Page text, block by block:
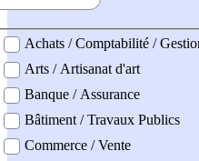
professionel
Achats / Comptabilité /
Arts / Artisanat d'art
Banque / Assurance
Bâtiment / Travaux Publics
Commerce / Vente